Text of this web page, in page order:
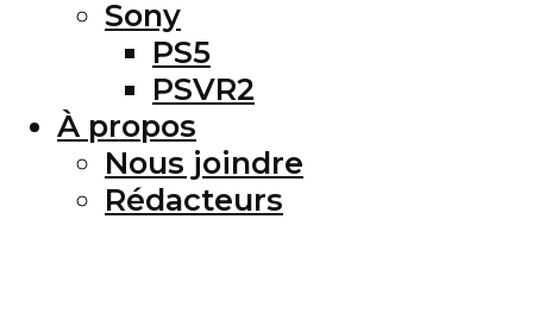
Sony
PS5
PSVR2
À propos
Nous joindre
Rédacteurs